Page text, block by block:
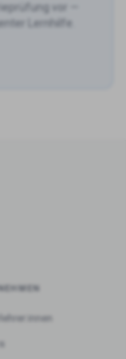
vor —
Lernhilfe.